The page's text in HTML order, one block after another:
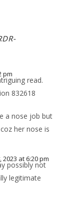
pm
read.
832618
a nose job but
her nose is
2023 at 6:20 pm
possibly not
legitimate